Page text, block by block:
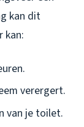
kan dit
kan:
verergert.
van je toilet.